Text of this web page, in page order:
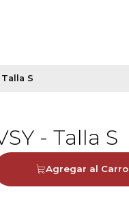
S
- Talla S
Agregar al Carro